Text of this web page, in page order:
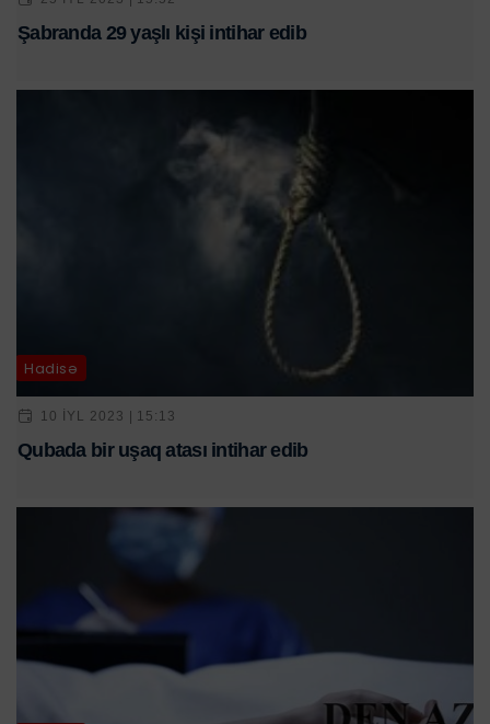
Şabranda 29 yaşlı kişi intihar edib
Hadisə
10 IYL 2023 | 15:13
Qubada bir uşaq atası intihar edib